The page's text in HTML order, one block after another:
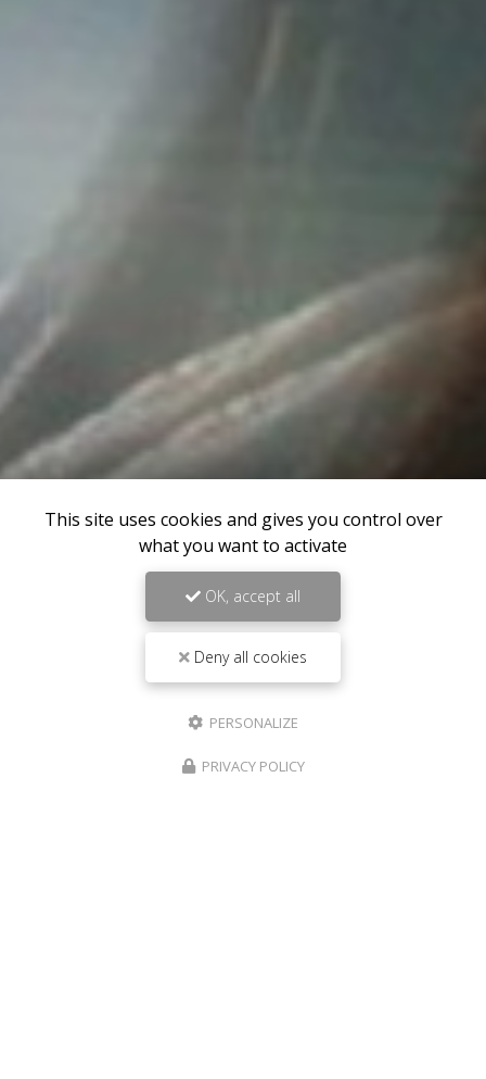
This site uses cookies and gives you control over
what you want to activate
OK, accept all
Deny all cookies
PERSONALIZE
PRIVACY POLICY